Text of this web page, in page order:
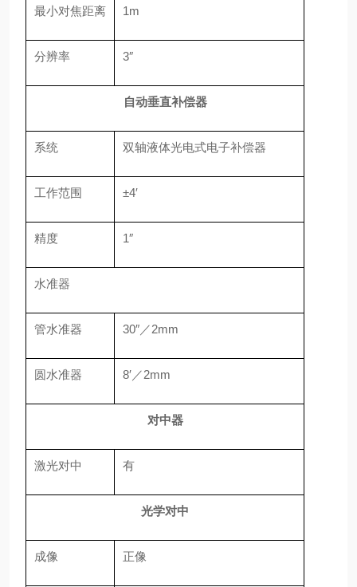
最小对焦距离 1m
分辨率 3″
自动垂直补偿器
系统 双轴液体光电式电子补偿器
工作范围 ±4′
精度 1″
水准器
管水准器 30″／2mm
圆水准器 8′／2mm
对中器
激光对中 有
光学对中
成像 正像